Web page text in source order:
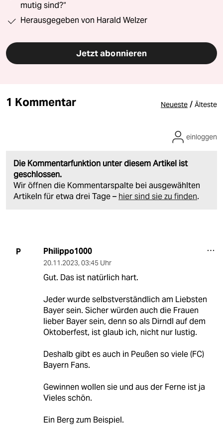
mutig sind?“
Herausgegeben von Harald Welzer
Jetzt abonnieren
1 Kommentar Neueste / Älteste
Die Kommentarfunktion unter diesem Artikel ist
geschlossen.
Wir öffnen die Kommentarspalte bei ausgewählten
Artikeln für etwa drei Tage – hier sind sie zu finden.
einloggen
P Philippo1000
20.11.2023, 03:45 Uhr
Gut. Das ist natürlich hart.
Jeder wurde selbstverständlich am Liebsten
Bayer sein. Sicher würden auch die Frauen
lieber Bayer sein, denn so als Dirndl auf dem
Oktoberfest, ist glaub ich, nicht nur lustig.
Deshalb gibt es auch in Peußen so viele (FC)
Bayern Fans.
Gewinnen wollen sie und aus der Ferne ist ja
Vieles schön.
Ein Berg zum Beispiel.